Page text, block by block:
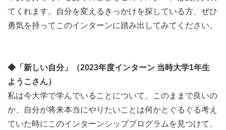
きます。
注意点
・実践日は必ず参加できる方。研修・トレーニングも基本
的に全日程参加を条件としますが、ご事情のある方は面談
時にご相談ください。
・本プログラム参加には、パソコンが必要となります。
てくれます。自分を変えるきっかけを探している方、ぜひ
勇気を持ってこのインターンに踏み出してみてください。
◆「新しい自分」（2023年度インターン 当時大学1年生
ようこさん）
私は今大学で学んでいることについて、このままで良いの
か、自分が将来本当にやりたいことは何かとぐるぐる考え
ていた時にこのインターンシッププログラムを見つけて、